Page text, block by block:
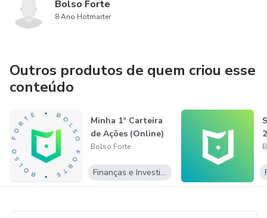
Bolso Forte
8 Ano Hotmarter
Outros produtos de quem criou esse
conteúdo
Minha 1ª Carteira
de Ações (Online)
Bolso Forte
Finanças e Investimentos